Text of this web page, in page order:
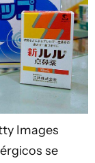
Images
se